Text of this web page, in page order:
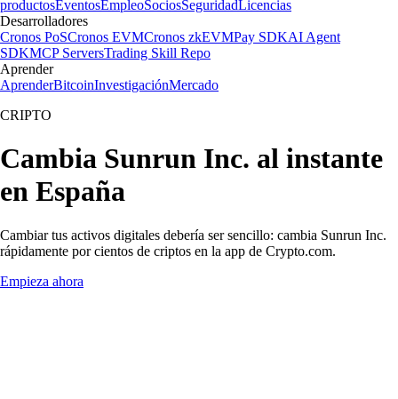
productosEventosEmpleoSociosSeguridadLicencias
Desarrolladores
Cronos PoSCronos EVMCronos zkEVMPay SDKAI Agent
SDKMCP ServersTrading Skill Repo
Aprender
AprenderBitcoinInvestigaciónMercado
CRIPTO
Cambia Sunrun Inc. al instante
en España
Cambiar tus activos digitales debería ser sencillo: cambia Sunrun Inc.
rápidamente por cientos de criptos en la app de Crypto.com.
Empieza ahora